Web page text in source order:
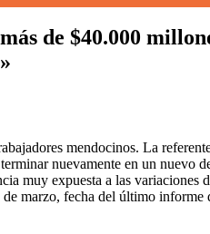
de $40.000
mendocinos. La
nuevamente en un nuevo
muy expuesta a las
marzo, fecha del último